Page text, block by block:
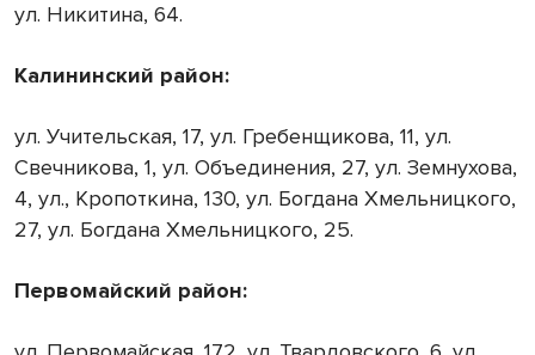
ул. Никитина, 64.
Калининский район:
ул. Учительская, 17, ул. Гребенщикова, 11, ул.
Свечникова, 1, ул. Объединения, 27, ул. Земнухова,
4, ул., Кропоткина, 130, ул. Богдана Хмельницкого,
27, ул. Богдана Хмельницкого, 25.
Первомайский район: